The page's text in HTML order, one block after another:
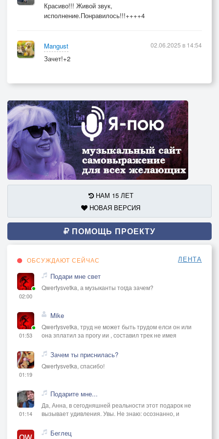
Красиво!!! Живой звук,
исполнение.Понравилось!!!++++4
Mangust
Зачет!+2
02.06.2025 в 14:54
НАМ 15 ЛЕТ
НОВАЯ ВЕРСИЯ
ПОМОЩЬ ПРОЕКТУ
ОБСУЖДАЮТ СЕЙЧАС ЛЕНТА
02:00
Подари мне свет
Qwertysvetka, а музыканты тогда зачем?
01:53
Mike
Qwertysvetka, труд не может быть трудом елси он или
она зплатил за прогу ии , составил трек не имея
01:19
Зачем ты приснилась?
Qwertysvetka, спасибо!
01:14
Подарите мне...
Да, Анна, в сегодняшней реальности этот подарок не
вызывает удивления. Увы. Не знаю: осознанно, и
Беглец